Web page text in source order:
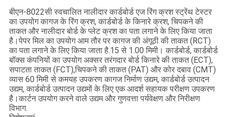
बीएन-8022सी स्वचालित नालीदार कार्डबोर्ड एज रिंग क्रश स्ट्रेंथ टेस्टर
का उपयोग कागज के रिंग क्रश, कार्डबोर्ड के किनारे क्रश, चिपकने की
ताकत और नालीदार बोर्ड के प्लेट क्रश का पता लगाने के लिए किया जाता
है।पेपर मिल का उपयोग आम तौर पर कागज की अंगूठी की ताकत (RCT)
का पता लगाने के लिए किया जाता है.15 से 1.00 मिमी। कार्डबोर्ड, कार्डबोर्ड
बॉक्स कंपनियों का उपयोग अक्सर तरंगदार बोर्ड किनारे की ताकत (ECT),
सपाटता ताकत (FCT),चिपकने की ताकत (PAT) और कोर दबाव (CMT)
व्यास 60 मिमी से कमयह उपकरण कागज निर्माण उद्यम, कार्डबोर्ड उत्पादन
उद्यम, कार्डबोर्ड उत्पादन उद्यमों के लिए एक आदर्श सहायक परीक्षण उपकरण
है।कार्टन उपयोग करने वाले उद्यम और गुणवत्ता पर्यवेक्षण और निरीक्षण
विभाग.